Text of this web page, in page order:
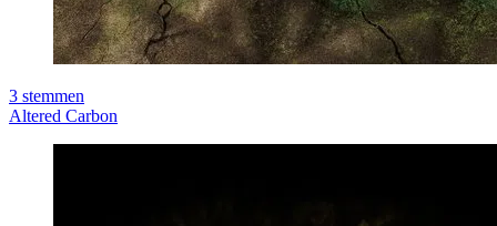
3 stemmen
Altered Carbon